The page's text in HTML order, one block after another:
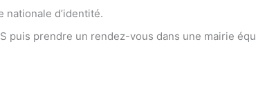
nationale d’identité.
puis prendre un rendez-vous dans une mairie